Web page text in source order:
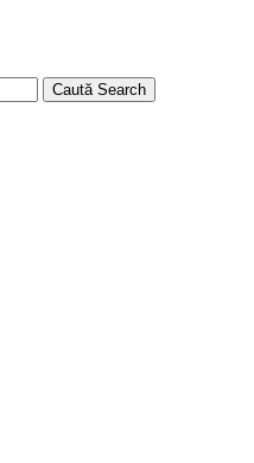
Caută Search